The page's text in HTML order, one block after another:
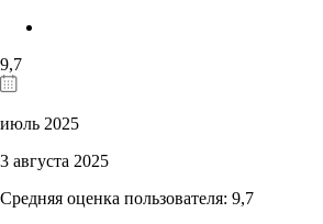
9,7
июль 2025
3 августа 2025
Средняя оценка пользователя: 9,7